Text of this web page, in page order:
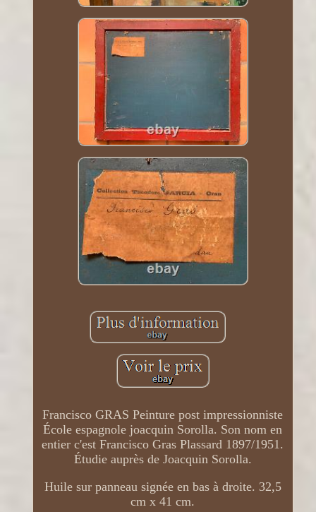
Francisco GRAS Peinture post impressionniste
École espagnole joacquin Sorolla. Son nom en
entier c'est Francisco Gras Plassard 1897/1951.
Étudie auprès de Joacquin Sorolla.
Huile sur panneau signée en bas à droite. 32,5
cm x 41 cm.